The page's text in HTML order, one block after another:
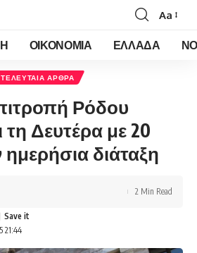
Font
Resizer
Aa
ΟΙΚΟΝΟΜΙΑ ΕΛΛΑΔΑ
ΤΕΛΕΥΤΑΙΑ ΑΡΘΡΑ
Ρόδου
τη Δευτέρα με 20
διάταξη
21:44
2 Min Read